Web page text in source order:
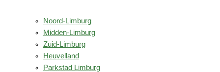
Noord-Limburg
Midden-Limburg
Zuid-Limburg
Heuvelland
Parkstad Limburg